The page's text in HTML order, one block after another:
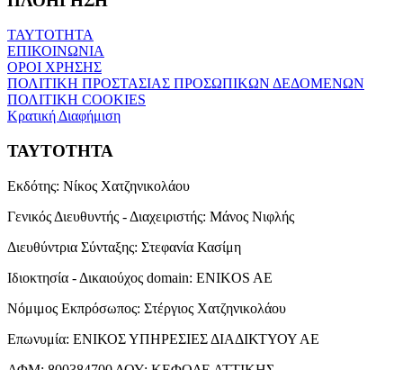
ΤΑΥΤΟΤΗΤΑ
ΕΠΙΚΟΙΝΩΝΙΑ
ΟΡΟΙ ΧΡΗΣΗΣ
ΠΟΛΙΤΙΚΗ ΠΡΟΣΤΑΣΙΑΣ ΠΡΟΣΩΠΙΚΩΝ ΔΕΔΟΜΕΝΩΝ
ΠΟΛΙΤΙΚΗ COOKIES
Κρατική Διαφήμιση
ΤΑΥΤΟΤΗΤΑ
Εκδότης: Νίκος Χατζηνικολάου
Γενικός Διευθυντής - Διαχειριστής: Μάνος Νιφλής
Διευθύντρια Σύνταξης: Στεφανία Κασίμη
Ιδιοκτησία - Δικαιούχος domain: ENIKOS AE
Νόμιμος Εκπρόσωπος: Στέργιος Χατζηνικολάου
Επωνυμία: ΕΝΙΚΟΣ ΥΠΗΡΕΣΙΕΣ ΔΙΑΔΙΚΤΥΟΥ ΑΕ